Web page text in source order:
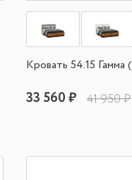
Кровать 54.15
33 560 ₽ 41 950 ₽